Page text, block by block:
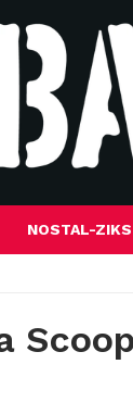
NOSTAL-ZIKS